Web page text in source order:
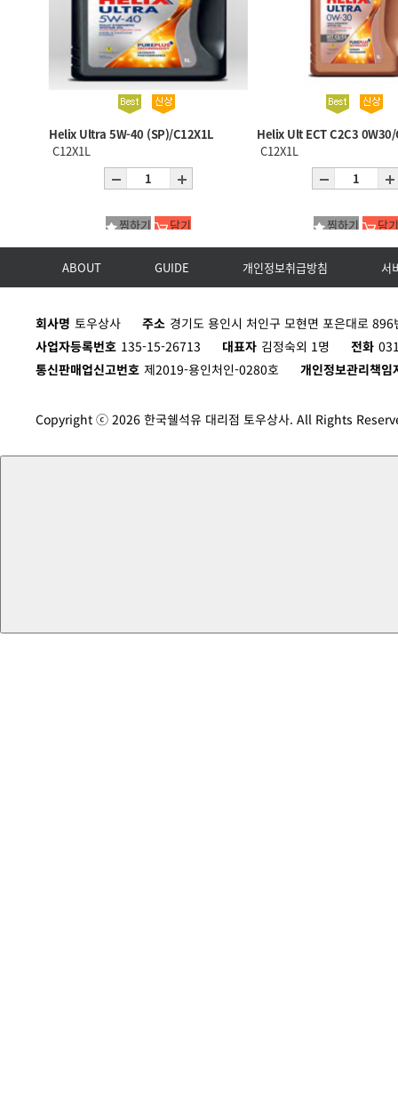
Helix Ultra 5W-40 (SP)/C12X1L
C12X1L
찜하기 담기
Helix Ult ECT C2C3
C12X1L
찜하기 담기
ABOUT GUIDE 개인정보취급방침 서
회사명 토우상사 주소 경기도 용인시 처인구 모현면 포은대로
사업자등록번호 135-15-26713 대표자 김정숙외 1명 전화
통신판매업신고번호 제2019-용인처인-0280호 개인정보관리책임
Copyright ⓒ 2026 한국쉘석유 대리점 토우상사. All Rights